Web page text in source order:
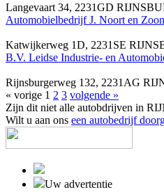
Langevaart 34, 2231GD
Automobielbedrijf J. Noort en
Katwijkerweg 1D, 2231SE
B.V. Leidse Industrie- en
Rijnsburgerweg 132, 2231AG
« vorige 1 2 3 volgende »
Zijn dit niet alle autobdrijven in
Wilt u aan ons een autobedrijf
Uw advertentie